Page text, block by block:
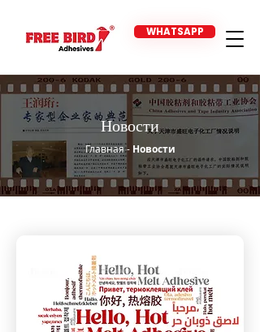
WHATSAPP
Новости
Главная- Новости